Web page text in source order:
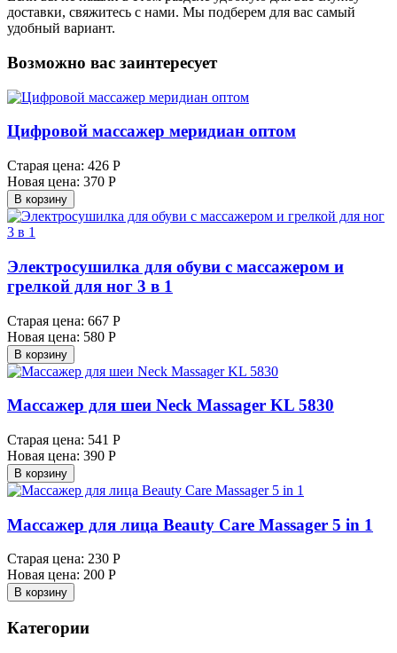
доставки, свяжитесь с нами. Мы подберем для вас самый
удобный вариант.
Возможно вас заинтересует
Цифровой массажер меридиан оптом
Старая цена: 426 Р
Новая цена: 370 Р
В корзину
Электросушилка для обуви с массажером и
грелкой для ног 3 в 1
Старая цена: 667 Р
Новая цена: 580 Р
В корзину
Массажер для шеи Neck Massager KL 5830
Старая цена: 541 Р
Новая цена: 390 Р
В корзину
Массажер для лица Веauty Care Massager 5 in 1
Старая цена: 230 Р
Новая цена: 200 Р
В корзину
Категории